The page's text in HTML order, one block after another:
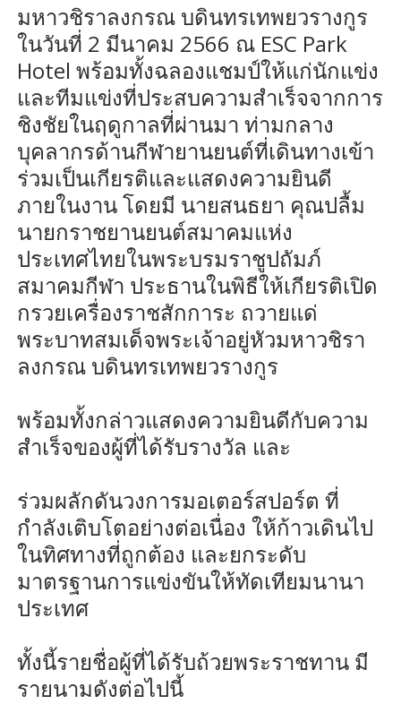
มหาวชิราลงกรณ บดินทรเทพยวรางกูร
ในวันที่ 2 มีนาคม 2566 ณ ESC Park
Hotel พร้อมทั้งฉลองแชมป์ให้แก่นักแข่ง
และทีมแข่งที่ประสบความสำเร็จจากการ
ชิงชัยในฤดูกาลที่ผ่านมา ท่ามกลาง
บุคลากรด้านกีฬายานยนต์ที่เดินทางเข้า
ร่วมเป็นเกียรติและแสดงความยินดี
ภายในงาน โดยมี นายสนธยา คุณปลื้ม
นายกราชยานยนต์สมาคมแห่ง
ประเทศไทยในพระบรมราชูปถัมภ์
สมาคมกีฬา ประธานในพิธีให้เกียรติเปิด
กรวยเครื่องราชสักการะ ถวายแด่
พระบาทสมเด็จพระเจ้าอยู่หัวมหาวชิรา
ลงกรณ บดินทรเทพยวรางกูร
พร้อมทั้งกล่าวแสดงความยินดีกับความ
สำเร็จของผู้ที่ได้รับรางวัล และ
ร่วมผลักดันวงการมอเตอร์สปอร์ต ที่
กำลังเติบโตอย่างต่อเนื่อง ให้ก้าวเดินไป
ในทิศทางที่ถูกต้อง และยกระดับ
มาตรฐานการแข่งขันให้ทัดเทียมนานา
ประเทศ
ทั้งนี้รายชื่อผู้ที่ได้รับถ้วยพระราชทาน มี
รายนามดังต่อไปนี้